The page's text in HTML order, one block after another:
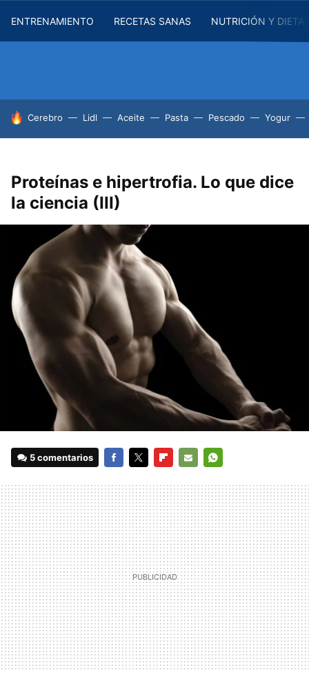
ENTRENAMIENTO RECETAS SANAS NUTRICIÓN Y
HOY SE HABLA DE
Cerebro Lidl Aceite Pasta Pescado Yogur
Proteínas e hipertrofia. Lo que dice
la ciencia (III)
5 comentarios
MAIL